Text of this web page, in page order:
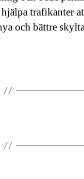
trafikanter
och bättre